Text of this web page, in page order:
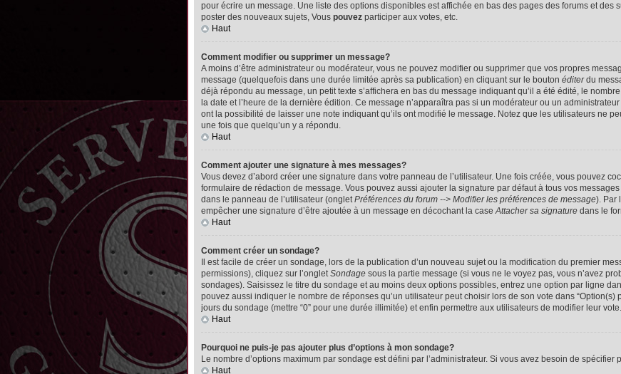
pour écrire un message. Une liste des options disponibles est affichée en bas des pages des forums et des
poster des nouveaux sujets, Vous pouvez participer aux votes, etc.
Haut
Comment modifier ou supprimer un message?
A moins d’être administrateur ou modérateur, vous ne pouvez modifier ou supprimer que vos propres
message (quelquefois dans une durée limitée après sa publication) en cliquant sur le bouton éditerdu
déjà répondu au message, un petit texte s’affichera en bas du message indiquant qu’il a été édité, le
la date et l’heure de la dernière édition. Ce message n’apparaîtra pas si un modérateur ou un
ont la possibilité de laisser une note indiquant qu’ils ont modifié le message. Notez que les utilisateurs ne
une fois que quelqu’un y a répondu.
Haut
Comment ajouter une signature à mes messages?
Vous devez d’abord créer une signature dans votre panneau de l’utilisateur. Une fois créée, vous pouvez
formulaire de rédaction de message. Vous pouvez aussi ajouter la signature par défaut à tous vos
dans le panneau de l’utilisateur (ongletPréférences du forum --> Modifier les préférences de message). Par
empêcher une signature d’être ajoutée à un message en décochant la caseAttacher sa signature dans le
Haut
Comment créer un sondage?
Il est facile de créer un sondage, lors de la publication d’un nouveau sujet ou la modification du premier
permissions), cliquez sur l’ongletSondage sous la partie message (si vous ne le voyez pas, vous n’avez
sondages). Saisissez le titre du sondage et au moins deux options possibles, entrez une option par ligne
pouvez aussi indiquer le nombre de réponses qu’un utilisateur peut choisir lors de son vote dans “Option(s)
jours du sondage (mettre “0” pour une durée illimitée) et enfin permettre aux utilisateurs de modifier leur vote.
Haut
Pourquoi ne puis-je pas ajouter plus d’options à mon sondage?
Le nombre d’options maximum par sondage est défini par l’administrateur. Si vous avez besoin de spécifier
Haut